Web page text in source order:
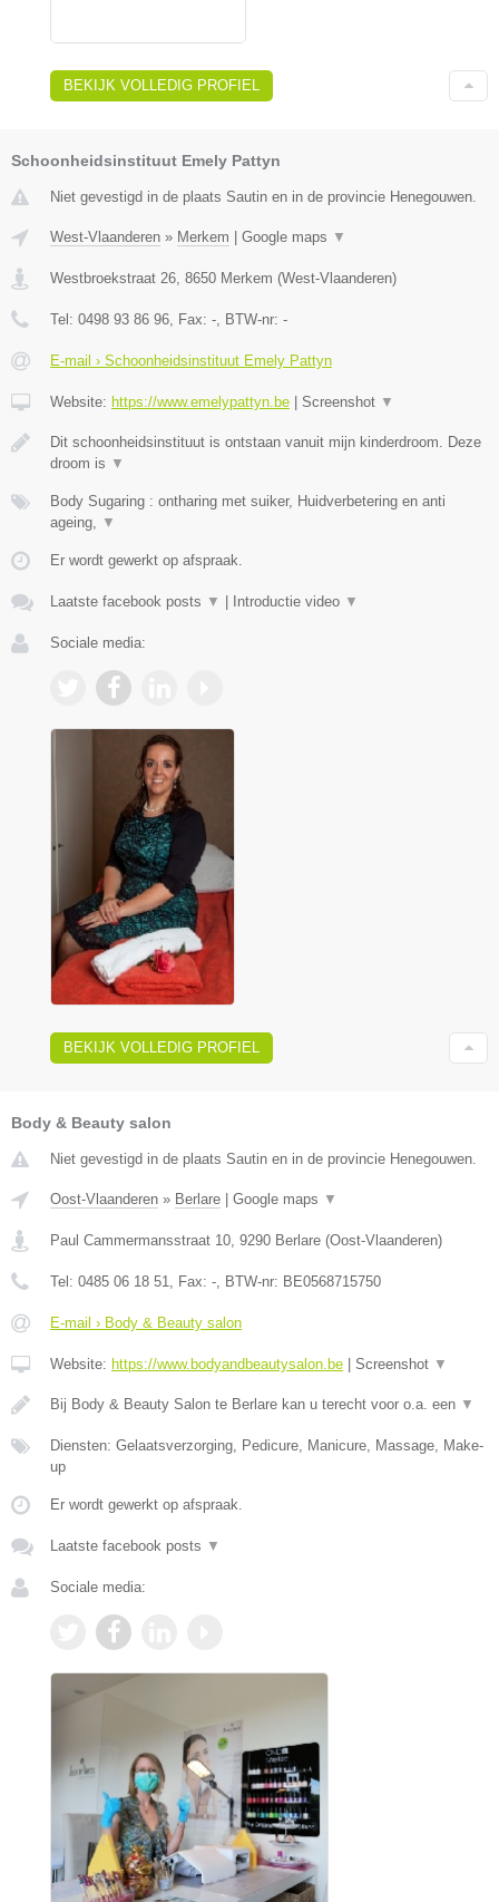
BEKIJK VOLLEDIG PROFIEL
Schoonheidsinstituut Emely Pattyn
Niet gevestigd in de plaats Sautin en in de provincie Henegouwen.
West-Vlaanderen » Merkem Google maps ▼
Westbroekstraat 26, 8650 Merkem (West-Vlaanderen)
Tel: 0498 93 86 96, Fax: -, BTW-nr: -
E-mail › Schoonheidsinstituut Emely Pattyn
Website: https://www.emelypattyn.be Screenshot ▼
Dit schoonheidsinstituut is ontstaan vanuit mijn kinderdroom. Deze
droom is ▼
Body Sugaring : ontharing met suiker, Huidverbetering en anti
ageing, ▼
Er wordt gewerkt op afspraak.
Laatste facebook posts ▼ Introductie video ▼
Sociale media:
BEKIJK VOLLEDIG PROFIEL
Body & Beauty salon
Niet gevestigd in de plaats Sautin en in de provincie Henegouwen.
Oost-Vlaanderen » Berlare Google maps ▼
Paul Cammermansstraat 10, 9290 Berlare (Oost-Vlaanderen)
Tel: 0485 06 18 51, Fax: -, BTW-nr: BE0568715750
E-mail › Body & Beauty salon
Website: https://www.bodyandbeautysalon.be Screenshot ▼
Bij Body & Beauty Salon te Berlare kan u terecht voor o.a. een ▼
Diensten: Gelaatsverzorging, Pedicure, Manicure, Massage, Make-
up
Er wordt gewerkt op afspraak.
Laatste facebook posts ▼
Sociale media: